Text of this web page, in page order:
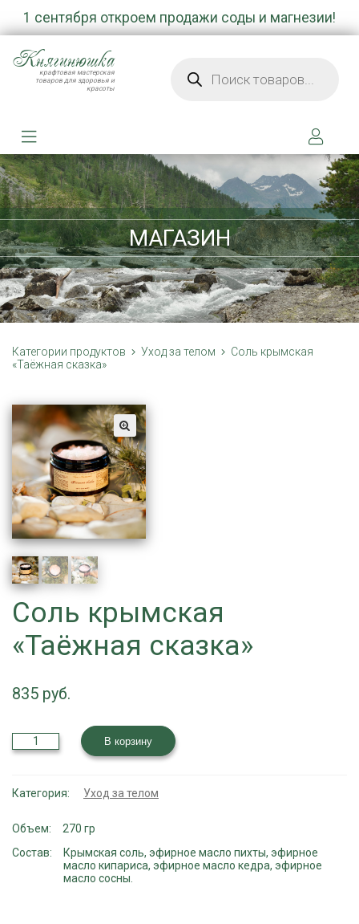
1 сентября откроем продажи соды и магнезии!
Княгинюшка
крафтовая мастерская
товаров для здоровья и
красоты
МАГАЗИН
Категории продуктов Уход за телом
Соль крымская
«Таёжная сказка»
Соль крымская
«Таёжная сказка»
835
Количество
товара
"Таёжная
сказка"
В корзину
Категория: Уход за телом
Объем
270 гр
Состав
Крымская соль, эфирное масло пихты, эфирное
масло кипариса, эфирное масло кедра, эфирное
масло сосны.